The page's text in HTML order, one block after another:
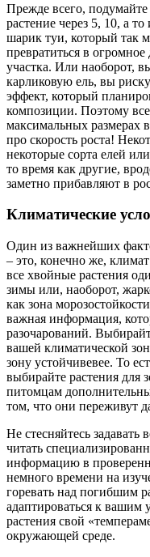
Прежде всего, подумайте
растение через 5, 10, а
шарик туи, который так
превратиться в
участка. Или наоборот,
карликовую ель, вы
эффект, который
композиции. Поэтому
максимальных размерах
про скорость роста!
некоторые сорта елей
то время как другие,
заметно прибавляют в
Климатические
Один из важнейших
– это, конечно же,
все хвойные растения
зимы или, наоборот,
как зона
важная информация,
разочарований.
вашей климатической
зону устойчивевее. То
выбирайте растения для
питомцам
том, что они переживут
Не стесняйтесь
читать
информацию в
немного времени на
горевать над погибшим
адаптироваться к вашим
растения свой
окружающей среде.